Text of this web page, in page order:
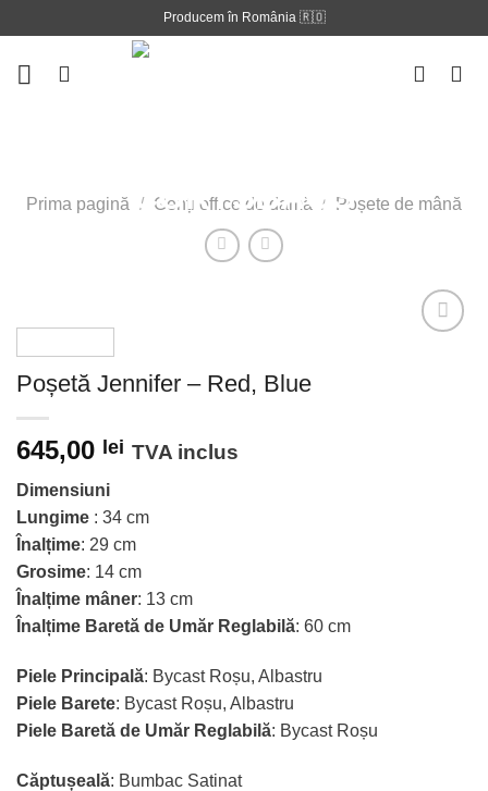
to
content
Producem în România 🇷🇴
Prima pagină / Genți office de damă / Poșete de mână
Poșetă Jennifer – Red, Blue
645,00 lei TVA inclus
Dimensiuni
Lungime : 34 cm
Înalțime: 29 cm
Grosime: 14 cm
Înalțime mâner: 13 cm
Înalțime Baretă de Umăr Reglabilă: 60 cm
Piele Principală: Bycast Roșu, Albastru
Piele Barete: Bycast Roșu, Albastru
Piele Baretă de Umăr Reglabilă: Bycast Roșu
Căptușeală: Bumbac Satinat